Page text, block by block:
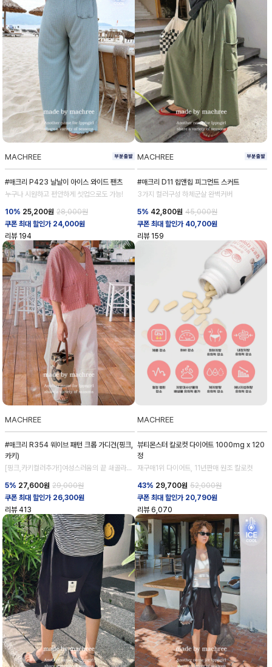
MACHREE
#매크리 P423 날날이 아이스 와이드 팬츠
누구나 시원하고 편안하게 셋업으로도 가능!
10% 25,200원 28,000원
쿠폰 최대 할인가 24,000원
리뷰 194
MACHREE
#매크리 D11 힙앤힙 피그먼트 스커트
3가지 컬러구성 하체군살 완벽커버
5% 42,800원 45,000원
쿠폰 최대 할인가 40,700원
리뷰 159
MACHREE
#매크리 R354 웨이브 패턴 크롭 가디건(핑크,
카키)
[핑크,카키컬러추가!]여성스러움의 끝 쇄골라인
5% 27,600원 29,000원
쿠폰 최대 할인가 26,300원
리뷰 413
MACHREE
뷰티몬스터 칼로컷 다이어트 1000mg x 120
정
재구매1위 다이어트, 11년판매 원조 칼로컷
43% 29,700원 52,000원
쿠폰 최대 할인가 20,790원
리뷰 6,070